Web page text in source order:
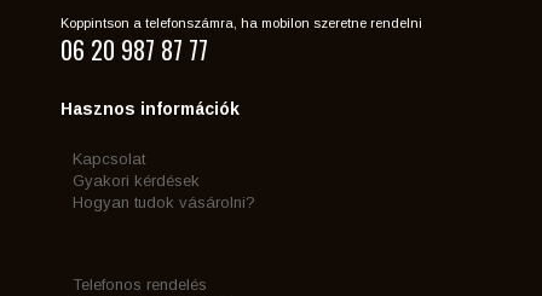
Koppintson a telefonszámra, ha mobilon szeretne rendelni
06 20 987 87 77
Hasznos információk
Kapcsolat
Gyakori kérdések
Hogyan tudok vásárolni?
Telefonos rendelés